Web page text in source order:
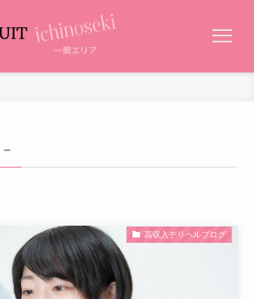
–
高収入デリヘルブログ